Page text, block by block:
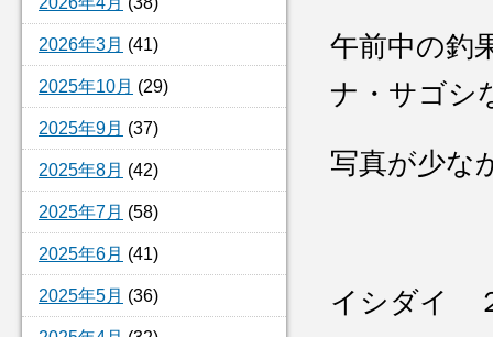
2026年3月 (41)
2025年10月 (29)
2025年9月 (37)
2025年8月 (42)
2025年7月 (58)
2025年6月 (41)
2025年5月 (36)
午前中の釣
ナ・サゴシ
写真が少な
イシダイ